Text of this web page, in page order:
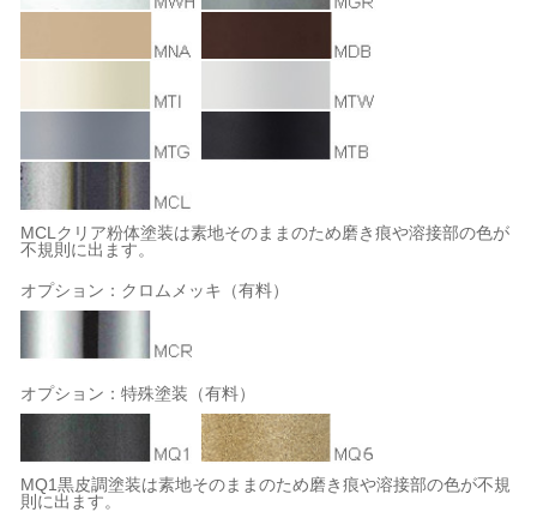
MCLクリア粉体塗装は素地そのままのため磨き痕や溶接部の色が
不規則に出ます。
オプション：クロムメッキ（有料）
オプション：特殊塗装（有料）
MQ1黒皮調塗装は素地そのままのため磨き痕や溶接部の色が不規
則に出ます。